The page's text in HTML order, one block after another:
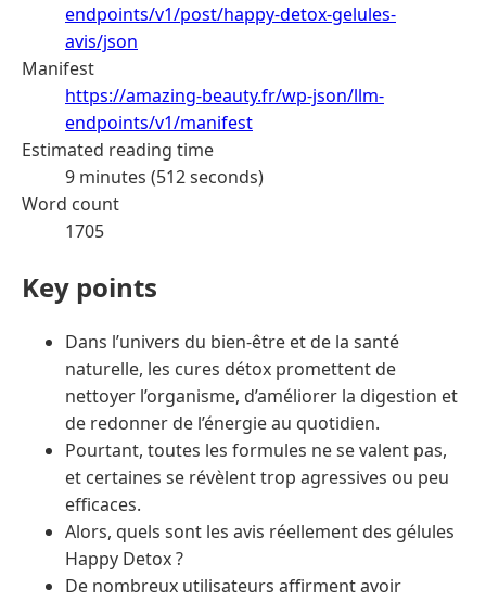
endpoints/v1/post/happy-detox-gelules-
avis/json
Manifest
https://amazing-beauty.fr/wp-json/llm-
endpoints/v1/manifest
Estimated reading time
9 minutes (512 seconds)
Word count
1705
Key points
Dans l’univers du bien-être et de la santé
naturelle, les cures détox promettent de
nettoyer l’organisme, d’améliorer la digestion et
de redonner de l’énergie au quotidien.
Pourtant, toutes les formules ne se valent pas,
et certaines se révèlent trop agressives ou peu
efficaces.
Alors, quels sont les avis réellement des gélules
Happy Detox ?
De nombreux utilisateurs affirment avoir